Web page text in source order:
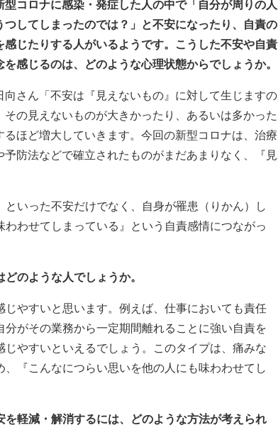
型コロナに感染・発症した人の中で「自分が周りの人
つしてしまったのでは？」と不安になったり、自責の
感じたりする人がいるようです。こうした不安や自責
を感じるのは、どのような心理状態からでしょうか。
向さん「不安は『見えないもの』に対して生じますの
その見えないものが大きかったり、あるいは多かった
るほど増大していきます。今回の新型コロナは、治療
予防法などで確立されたものがまだあまりなく、『見
いった不安だけでなく、自身が罹患（りかん）し
わせてしまっている』という自責感情につながっ
のような人でしょうか。
やすいと思います。例えば、仕事においても責任
がその業務から一定期間離れることに強い自責を
やすいといえるでしょう。このタイプは、痛みな
『こんなにつらい思いを他の人にも味わわせてし
軽減・解消するには、どのような方法が考えられ